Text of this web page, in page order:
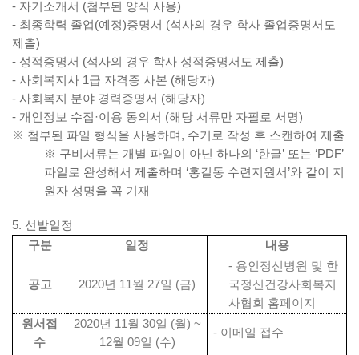
- 자기소개서 (첨부된 양식 사용)
- 최종학력 졸업(예정)증명서 (석사의 경우 학사 졸업증명서도
제출)
- 성적증명서 (석사의 경우 학사 성적증명서도 제출)
- 사회복지사 1 급 자격증 사본 (해당자)
- 사회복지 분야 경력증명서 (해당자)
- 개인정보 수집·이용 동의서 (해당 서류만 자필로 서명)
※ 첨부된 파일 형식을 사용하며 , 수기로 작성 후 스캔하여 제출
※ 구비서류는 개별 파일이 아닌 하나의 ‘한글’ 또는 ‘PDF’
파일로 완성해서 제출하며 ‘홍길동 수련지원서 ’와 같이 지
원자 성명을 꼭 기재
5. 선발일정
구분
일정 내용
공고 2020년 11 월 27일 (금)
- 용인정신병원 및 한
국정신건강사회복지
사협회 홈페이지
원서접
수
2020년 11 월 30일 (월) ~
12월 09일 (수)
- 이메일 접수